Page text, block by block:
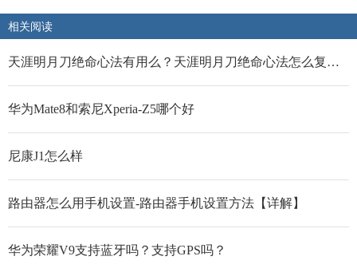
相关阅读
天涯明月刀绝命心法有用么？天涯明月刀绝命心法怎么复活？
华为Mate8和索尼Xperia-Z5哪个好
尼康J1怎么样
路由器怎么用手机设置-路由器手机设置方法【详解】
华为荣耀V9支持蓝牙吗？支持GPS吗？